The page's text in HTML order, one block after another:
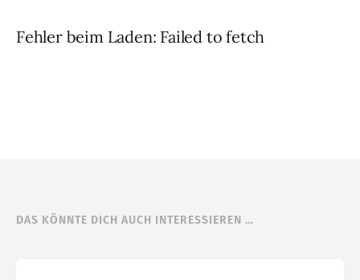
Fehler beim Laden: Failed to fetch
DAS KÖNNTE DICH AUCH INTERESSIEREN …